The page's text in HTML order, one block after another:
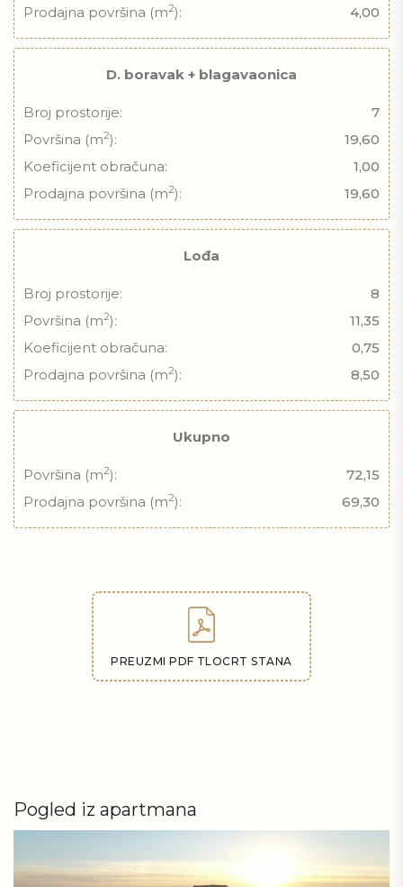
Prodajna površina (m2): 4,00
D. boravak + blagavaonica
Broj prostorije:
7
Površina (m2):
19,60
Koeficijent obračuna:
1,00
Prodajna površina (m2): 19,60
Lođa
Broj prostorije:
8
Površina (m2):
11,35
Koeficijent obračuna:
0,75
Prodajna površina (m2): 8,50
Ukupno
Površina (m2):
72,15
Prodajna površina (m2): 69,30
PREUZMI PDF TLOCRT STANA
Pogled iz apartmana